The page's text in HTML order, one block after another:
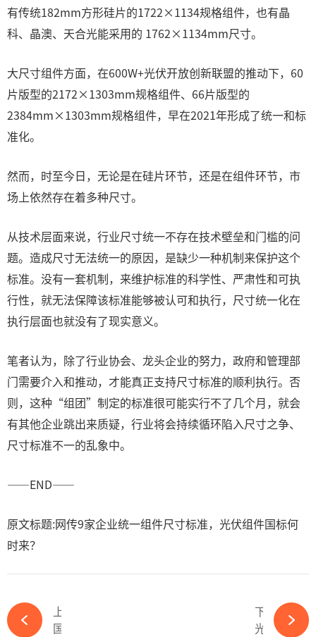
有传统182mm方形硅片的1722×1134规格组件，也有晶
科、晶澳、天合光能采用的 1762×1134mm尺寸。
大尺寸组件方面，在600W+光伏开放创新联盟的推动下，60
片版型的2172×1303mm规格组件、66片版型的
2384mm×1303mm规格组件，早在2021年形成了统一和标
准化。
然而，时至今日，无论是在硅片环节，还是在组件环节，市
场上依然存在着多种尺寸。
从技术层面来说，行业尺寸统一不存在技术壁垒和门槛的问
题。造成尺寸无法统一的原因，是缺少一种机制来保护这个
标准。没有一套机制，来维护标准的科学性、严肃性和可执
行性，就无法保障该标准能够被认可和执行，尺寸统一化在
执行层面也就没有了现实意义。
笔者认为，除了行业协会、龙头企业的努力，政府和管理部
门需要介入和推动，才能真正支持尺寸标准的顺利执行。否
则，这种“组团”制定的标准很可能实行不了几个月，就会
有其他企业跳出来质疑，行业将会持续循环陷入尺寸之争、
尺寸标准不一的乱象中。
——END——
原文标题:网传9家企业统一组件尺寸标准，光伏组件国标何
时来？
下一篇
光伏要闻：这家公司终止GDR发行计划-必赢体育app官方平台